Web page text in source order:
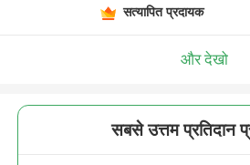
सत्यापित प्रदायक
और देखो
सबसे उत्तम प्रतिदान